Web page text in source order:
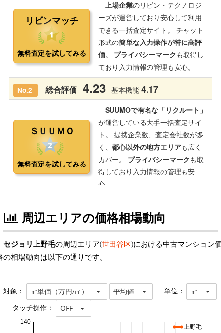
周辺エリアの価格相場動向
セジョリ上野毛の周辺エリア(世田谷区)における中古マンション
の相場動向は以下の通りです。
対象： ㎡単価（万円/㎡） 平均値 単位： ㎡
タッチ操作： OFF
140
上野毛